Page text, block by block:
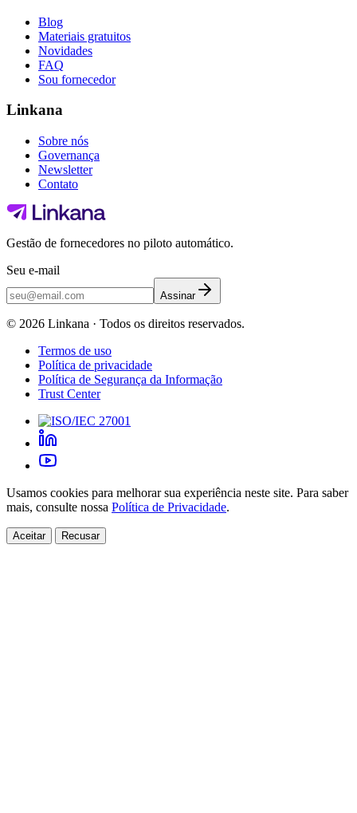
Blog
Materiais gratuitos
Novidades
FAQ
Sou fornecedor
Linkana
Sobre nós
Governança
Newsletter
Contato
Gestão de fornecedores no piloto automático.
Seu e-mail
Assinar
© 2026 Linkana · Todos os direitos reservados.
Termos de uso
Política de privacidade
Política de Segurança da Informação
Trust Center
Usamos cookies para melhorar sua experiência neste site. Para saber
mais, consulte nossa Política de Privacidade.
Aceitar Recusar